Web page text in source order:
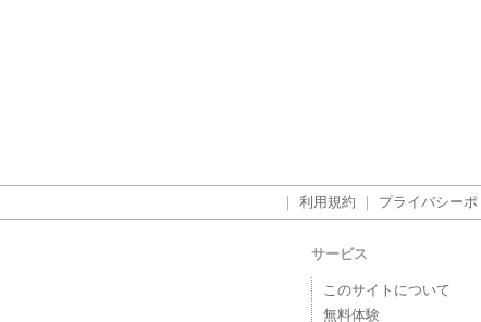
利用規約 プライバシーポ
サービス
このサイトについて
無料体験